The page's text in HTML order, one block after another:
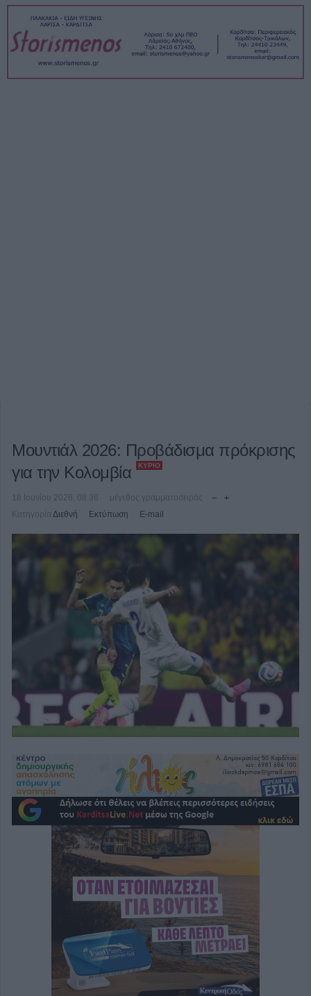
Μουντιάλ 2026: Προβάδισμα πρόκρισης
για την Κολομβία
ΚΎΡΙΟ
18 Ιουνίου 2026, 08:36
μέγεθος γραμματοσειράς
Κατηγορία Διεθνή Εκτύπωση E-mail